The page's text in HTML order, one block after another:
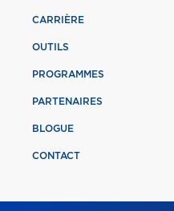
CARRIÈRE
OUTILS
PROGRAMMES
PARTENAIRES
BLOGUE
CONTACT